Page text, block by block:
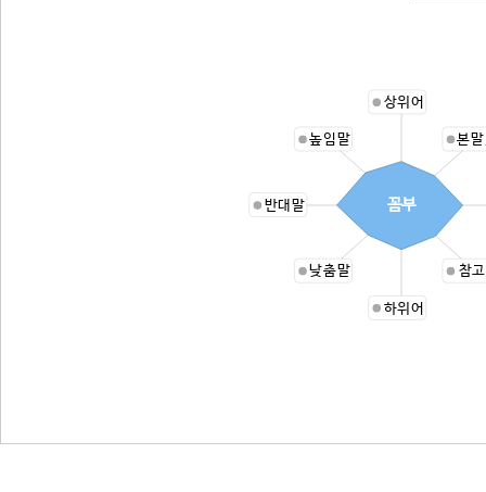
상위어
본
참
하위어
낮춤말
반대말
높임말
꼼부